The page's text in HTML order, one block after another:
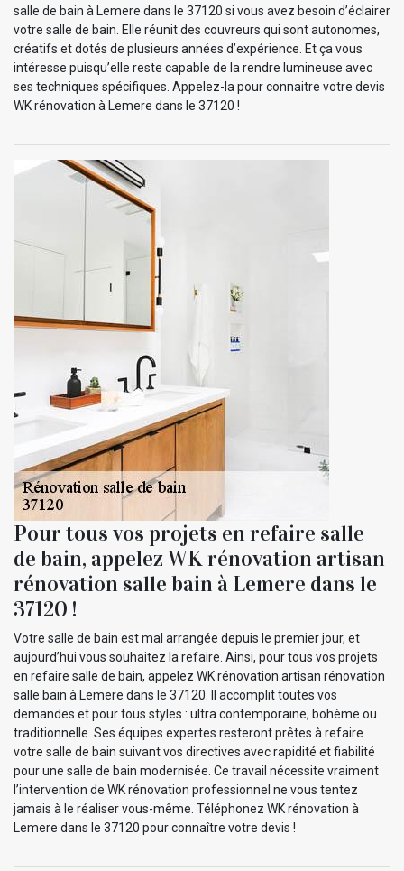
salle de bain à Lemere dans le 37120 si vous avez besoin d’éclairer
votre salle de bain. Elle réunit des couvreurs qui sont autonomes,
créatifs et dotés de plusieurs années d’expérience. Et ça vous
intéresse puisqu’elle reste capable de la rendre lumineuse avec
ses techniques spécifiques. Appelez-la pour connaitre votre devis
WK rénovation à Lemere dans le 37120 !
Pour tous vos projets en refaire salle
de bain, appelez WK rénovation artisan
rénovation salle bain à Lemere dans le
37120 !
Votre salle de bain est mal arrangée depuis le premier jour, et
aujourd’hui vous souhaitez la refaire. Ainsi, pour tous vos projets
en refaire salle de bain, appelez WK rénovation artisan rénovation
salle bain à Lemere dans le 37120. Il accomplit toutes vos
demandes et pour tous styles : ultra contemporaine, bohème ou
traditionnelle. Ses équipes expertes resteront prêtes à refaire
votre salle de bain suivant vos directives avec rapidité et fiabilité
pour une salle de bain modernisée. Ce travail nécessite vraiment
l’intervention de WK rénovation professionnel ne vous tentez
jamais à le réaliser vous-même. Téléphonez WK rénovation à
Lemere dans le 37120 pour connaître votre devis !